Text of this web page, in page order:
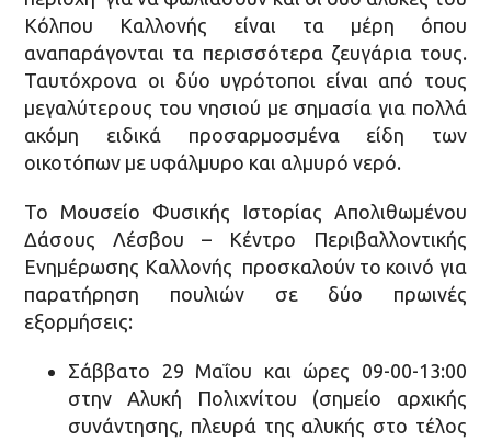
Κόλπου Καλλονής είναι τα μέρη όπου
αναπαράγονται τα περισσότερα ζευγάρια τους.
Ταυτόχρονα οι δύο υγρότοποι είναι από τους
μεγαλύτερους του νησιού με σημασία για πολλά
ακόμη ειδικά προσαρμοσμένα είδη των
οικοτόπων με υφάλμυρο και αλμυρό νερό.
Το Μουσείο Φυσικής Ιστορίας Απολιθωμένου
Δάσους Λέσβου – Κέντρο Περιβαλλοντικής
Ενημέρωσης Καλλονής προσκαλούν το κοινό για
παρατήρηση πουλιών σε δύο πρωινές
εξορμήσεις:
Σάββατο 29 Μαΐου και ώρες 09-00-13:00
στην Αλυκή Πολιχνίτου (σημείο αρχικής
συνάντησης, πλευρά της αλυκής στο τέλος